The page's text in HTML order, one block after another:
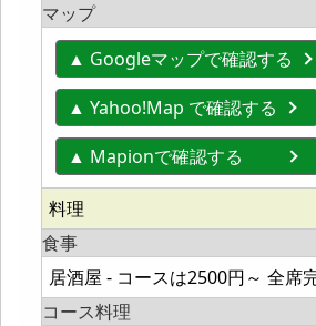
マップ
▲ Googleマップで確認する
▲ Yahoo!Map で確認する
▲ Mapionで確認する
料理
食事
居酒屋 - コースは2500円～ 全席
コース料理